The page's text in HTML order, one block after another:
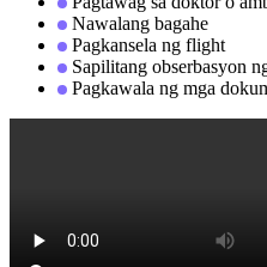
Nawalang bagahe
Pagkansela ng flight
Sapilitang obserbasyon
Pagkawala ng mga